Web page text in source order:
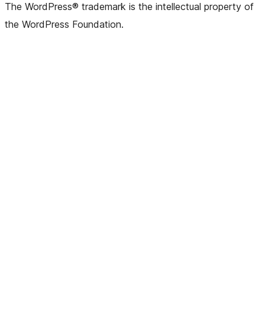
The WordPress® trademark is the intellectual property of
the WordPress Foundation.